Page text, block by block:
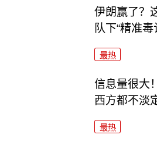
伊朗赢了？
队下“精准毒
最热
信息量很大
西方都不淡
最热